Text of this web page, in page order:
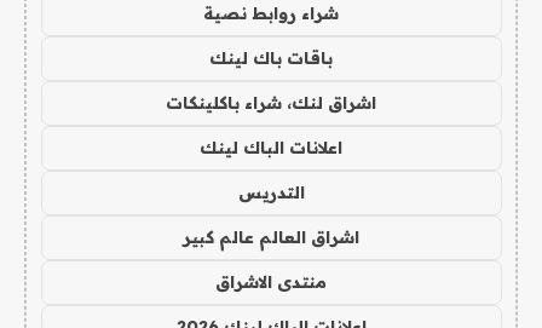
شراء روابط نصية
باقات باك لينك
اشراق لنك، شراء باكلينكات
اعلانات الباك لينك
التدريس
اشراق العالم عالم كبير
منتدى الاشراق